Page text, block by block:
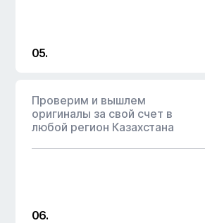
Проверим и вышлем
оригиналы за свой счет в
любой регион Казахстана
05.
06.